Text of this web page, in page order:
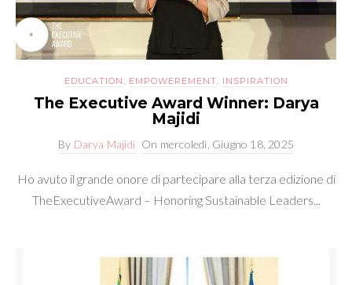
EDUCATION , EMPOWEREMENT, INSPIRATION
The Executive Award Winner: Darya
Majidi
By Darya Majidi On mercoledì, Giugno 18, 2025
Ho avuto il grande onore di partecipare alla terza edizione di
TheExecutiveAward – Honoring Sustainable Leaders...